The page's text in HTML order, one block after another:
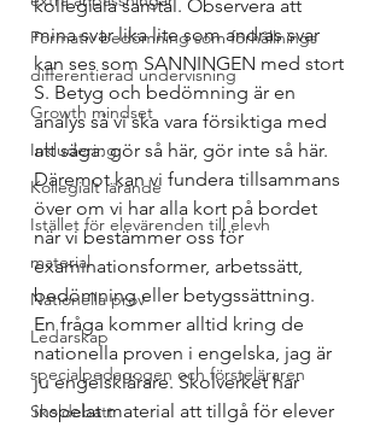
Formativ bedömning som förhållnings
differentierad undervisning
Growth mindset
Inkludering
Kollegialt lärande
Istället för elevärenden till elevh
material
Nationella prov
Ledarskap
specialpedagogen och försteläraren
Skoldebatt
kollegiala samtal. Observera att
mina svar lika lite som andras svar
kan ses som SANNINGEN med stort
S. Betyg och bedömning är en
analys så vi ska vara försiktiga med
att säga: gör så här, gör inte så här.
Däremot kan vi fundera tillsammans
över om vi har alla kort på bordet
när vi bestämmer oss för
examinationsformer, arbetssätt,
bedömning eller betygssättning.
En fråga kommer alltid kring de
nationella proven i engelska, jag är
ju engelsklärare. Skolverket har
inspelat material att tillgå för elever